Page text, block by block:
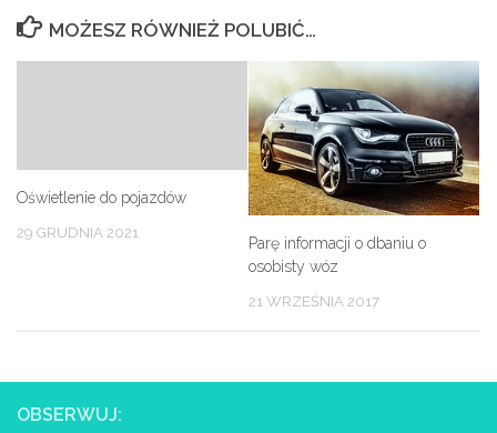
MOŻESZ RÓWNIEŻ POLUBIĆ…
Oświetlenie do pojazdów
29 GRUDNIA 2021
Parę informacji o dbaniu o
osobisty wóz
21 WRZEŚNIA 2017
OBSERWUJ: